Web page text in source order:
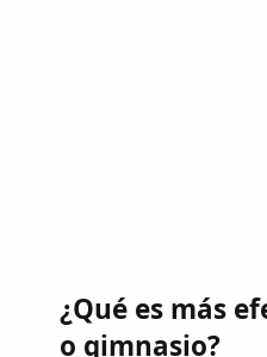
¿Qué es más
o gimnasio?